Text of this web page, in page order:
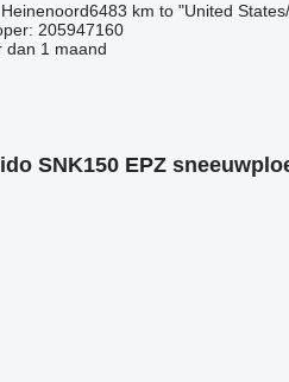
Heinenoord6483 km to "United
205947160
dan 1 maand
SNK150 EPZ